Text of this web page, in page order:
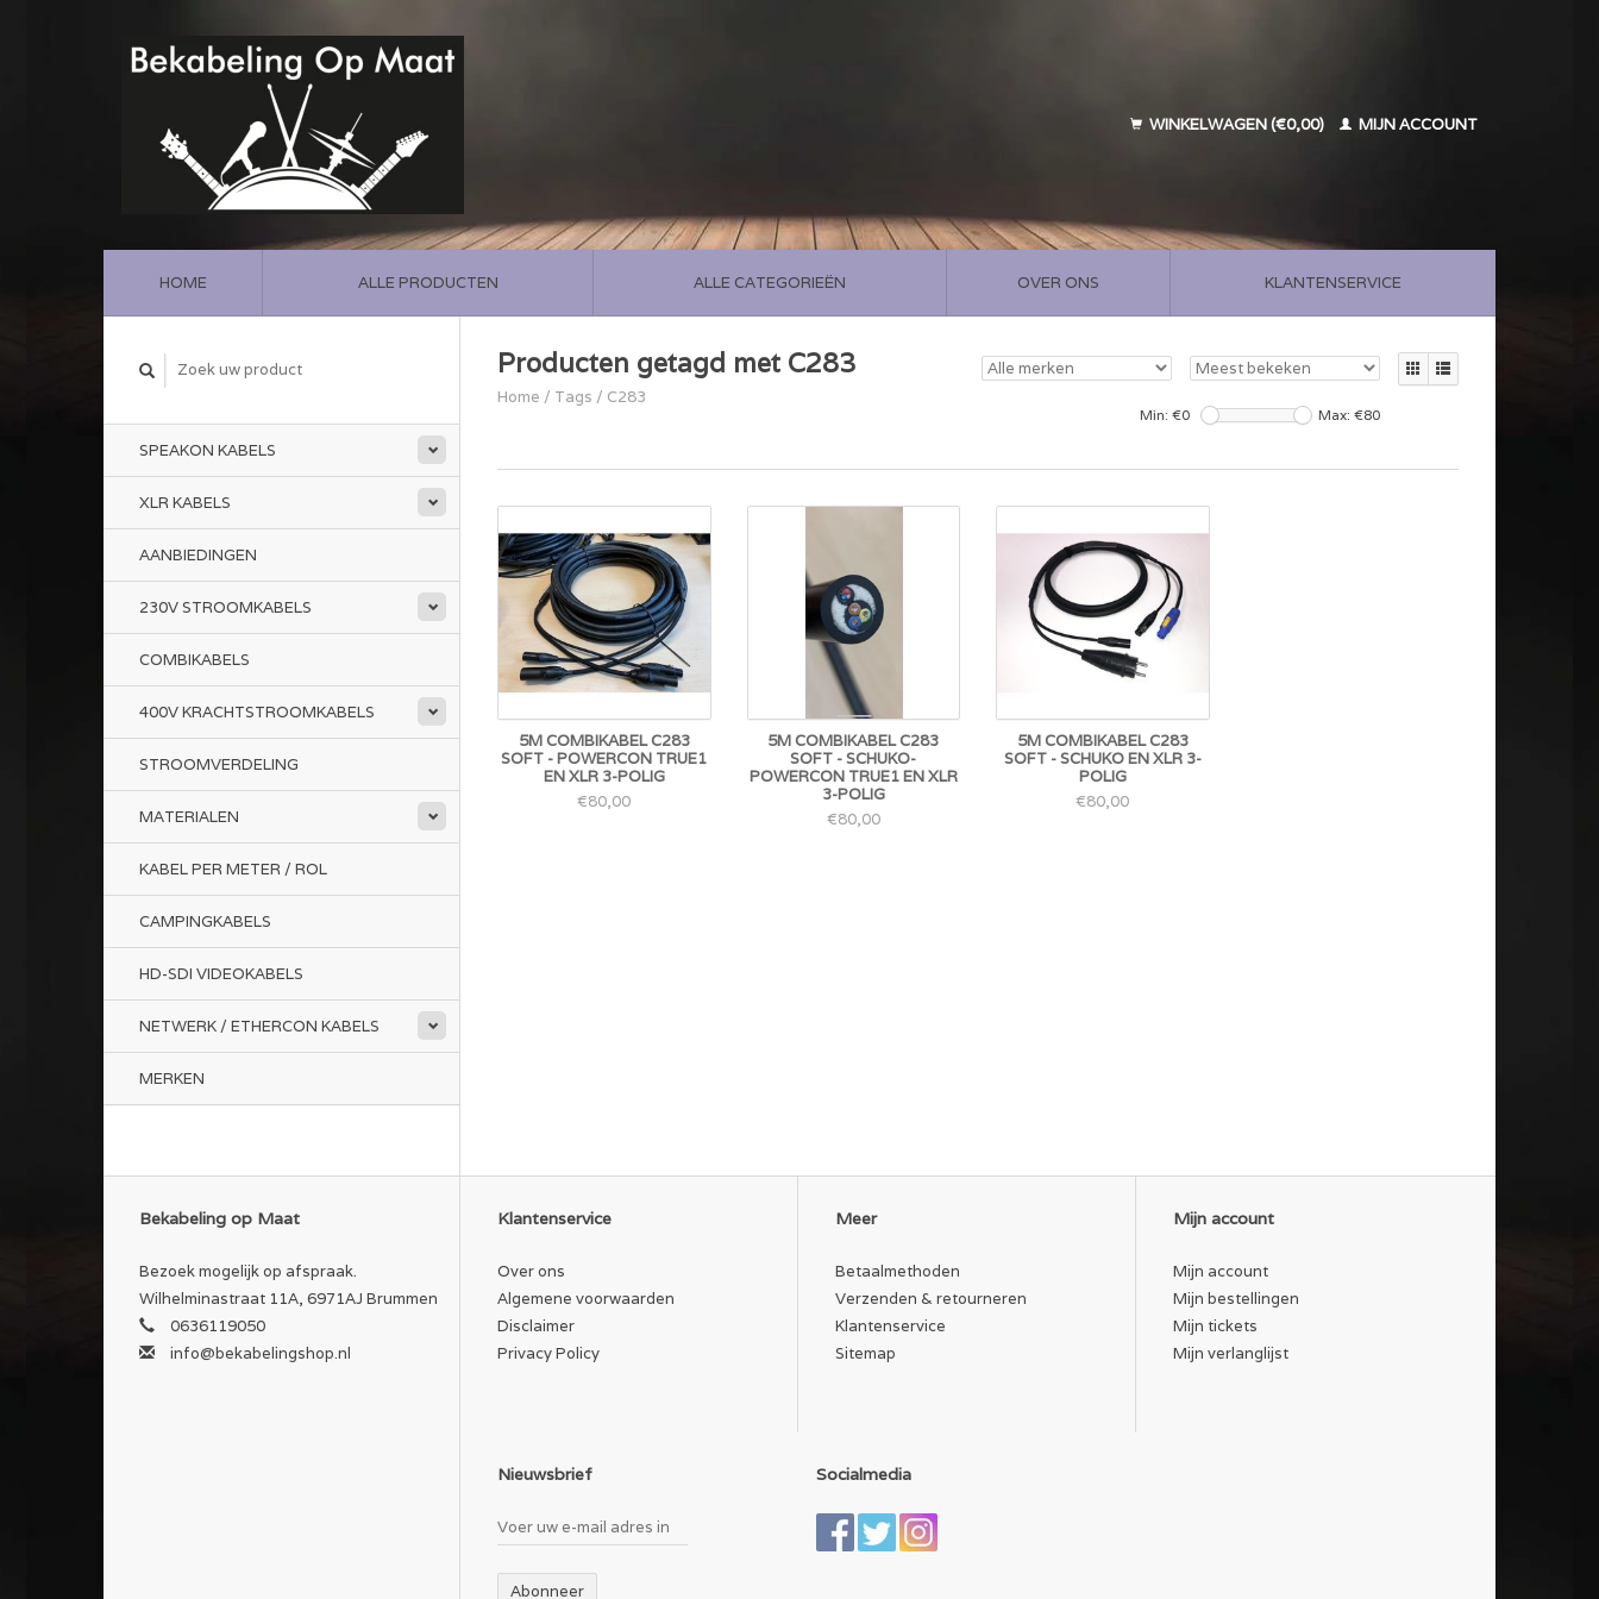
WINKELWAGEN (€0,00) MIJN ACCOUNT
HOME ALLE PRODUCTEN ALLE CATEGORIEËN OVER ONS KLANTENSERVICE
SPEAKON KABELS
XLR KABELS
AANBIEDINGEN
230V STROOMKABELS
COMBIKABELS
400V KRACHTSTROOMKABELS
STROOMVERDELING
MATERIALEN
KABEL PER METER / ROL
CAMPINGKABELS
HD-SDI VIDEOKABELS
NETWERK / ETHERCON KABELS
MERKEN
Producten getagd met C283
Home / Tags / C283
Min: €0 Max: €80
5M COMBIKABEL C283
SOFT - POWERCON TRUE1
EN XLR 3-POLIG
€80,00
5M COMBIKABEL C283
SOFT - SCHUKO-
POWERCON TRUE1 EN XLR
3-POLIG
€80,00
5M COMBIKABEL C283
SOFT - SCHUKO EN XLR 3-
POLIG
€80,00
Bekabeling op Maat
Bezoek mogelijk op afspraak.
Wilhelminastraat 11A, 6971AJ Brummen
0636119050
info@bekabelingshop.nl
Klantenservice
Over ons
Algemene voorwaarden
Disclaimer
Privacy Policy
Meer
Betaalmethoden
Verzenden & retourneren
Klantenservice
Sitemap
Mijn account
Mijn account
Mijn bestellingen
Mijn tickets
Mijn verlanglijst
Nieuwsbrief
Abonneer
Socialmedia